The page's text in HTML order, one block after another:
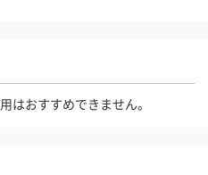
はおすすめできません。